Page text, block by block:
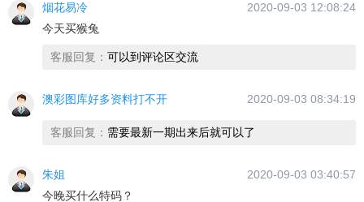
烟花易冷
2020-09-03 12:08:24
今天买猴兔
客服回复： 可以到评论区交流
澳彩图库好多资料打不开 2020-09-03 08:34:19
客服回复： 需要最新一期出来后就可以了
朱姐
2020-09-03 03:40:57
今晚买什么特码？